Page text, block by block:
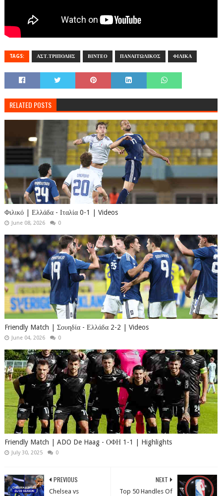
TAGS: ΑΣΤ.ΤΡΙΠΟΛΗΣ ΒΙΝΤΕΟ ΠΑΝΑΙΤΩΛΙΚΟΣ ΦΙΛΙΚΑ
RELATED POSTS
Φιλικό | Ελλάδα - Ιταλία 0-1 | Videos
June 08, 2026 0
Friendly Match | Σουηδία - Ελλάδα 2-2 | Videos
June 04, 2026 0
Friendly Match | ADO De Haag - ΟΦΗ 1-1 | Highlights
July 30, 2025 0
NEXT
Top 50 Handles Of
PREVIOUS
Chelsea vs